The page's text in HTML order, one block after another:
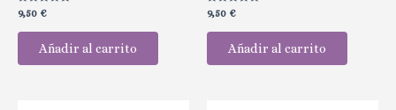
Valorado
con
0
9,50 €
Añadir al carrito
Valorado
con
0
9,50 €
Añadir al carrito